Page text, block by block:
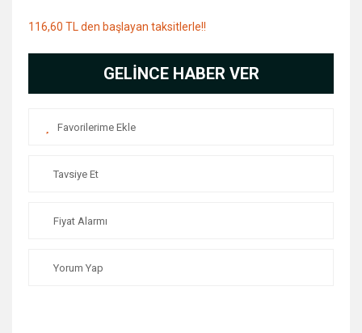
116,60 TL den başlayan taksitlerle!!
GELİNCE HABER VER
Tavsiye Et
Fiyat Alarmı
Yorum Yap